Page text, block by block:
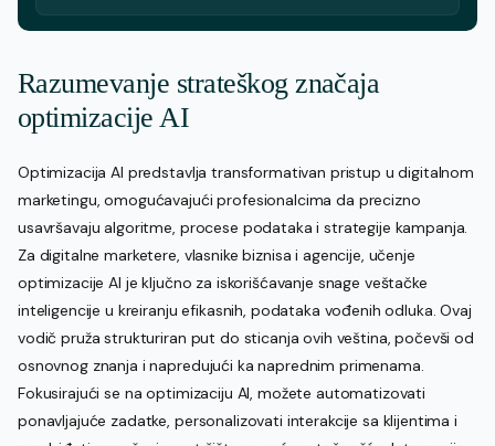
Razumevanje strateškog značaja
optimizacije AI
Optimizacija AI predstavlja transformativan pristup u digitalnom
marketingu, omogućavajući profesionalcima da precizno
usavršavaju algoritme, procese podataka i strategije kampanja.
Za digitalne marketere, vlasnike biznisa i agencije, učenje
optimizacije AI je ključno za iskorišćavanje snage veštačke
inteligencije u kreiranju efikasnih, podataka vođenih odluka. Ovaj
vodič pruža strukturiran put do sticanja ovih veština, počevši od
osnovnog znanja i napredujući ka naprednim primenama.
Fokusirajući se na optimizaciju AI, možete automatizovati
ponavljajuće zadatke, personalizovati interakcije sa klijentima i